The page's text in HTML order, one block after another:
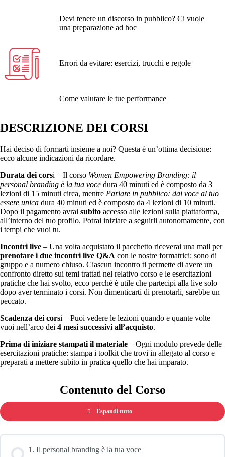
Devi tenere un discorso in pubblico? Ci vuole
una preparazione ad hoc
Errori da evitare: esercizi, trucchi e regole
Come valutare le tue performance
DESCRIZIONE DEI CORSI
Hai deciso di formarti insieme a noi? Questa è un’ottima decisione:
ecco alcune indicazioni da ricordare.
Durata dei corsi – Il corso Women Empowering Branding: il
personal branding è la tua voce dura 40 minuti ed è composto da 3
lezioni di 15 minuti circa, mentre Parlare in pubblico: dai voce al tuo
essere unica dura 40 minuti ed è composto da 4 lezioni di 10 minuti.
Dopo il pagamento avrai subito accesso alle lezioni sulla piattaforma,
all’interno del tuo profilo. Potrai iniziare a seguirli autonomamente, con
i tempi che vuoi tu.
Incontri live – Una volta acquistato il pacchetto riceverai una mail per
prenotare i due incontri live Q&A con le nostre formatrici: sono di
gruppo e a numero chiuso. Ciascun incontro ti permette di avere un
confronto diretto sui temi trattati nel relativo corso e le esercitazioni
pratiche che hai svolto, ecco perché è utile che partecipi alla live solo
dopo aver terminato i corsi. Non dimenticarti di prenotarli, sarebbe un
peccato.
Scadenza dei corsi – Puoi vedere le lezioni quando e quante volte
vuoi nell’arco dei 4 mesi successivi all’acquisto.
Prima di iniziare stampati il materiale – Ogni modulo prevede delle
esercitazioni pratiche: stampa i toolkit che trovi in allegato al corso e
preparati a mettere subito in pratica quello che hai imparato.
Contenuto del Corso
Espandi tutto
Lezioni
1. Il personal branding è la tua voce